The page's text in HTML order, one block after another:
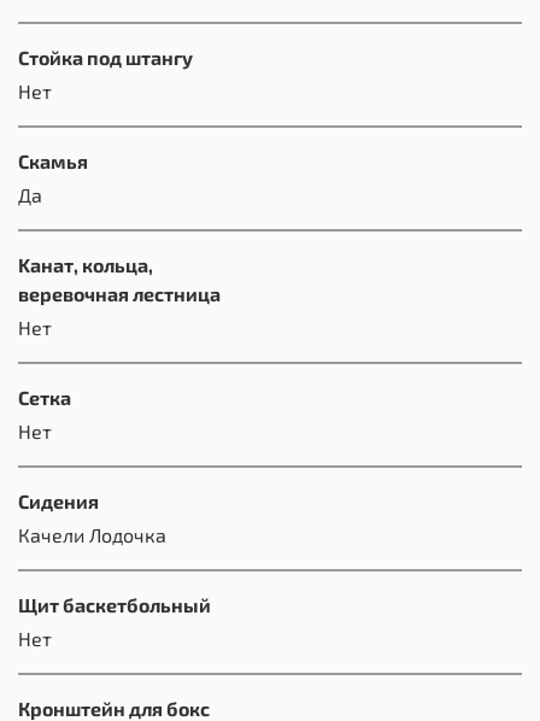
Стойка под штангу
Нет
Скамья
Да
Kанат, кольца,
веревочная лестница
Нет
Сетка
Нет
Сидения
Качели Лодочка
Щит баскетбольный
Нет
Кронштейн для бокс